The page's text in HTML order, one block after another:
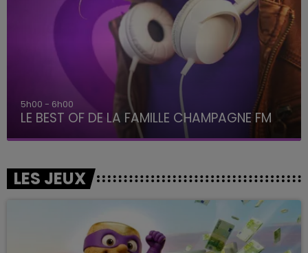
5h00 - 6h00
LE BEST OF DE LA FAMILLE CHAMPAGNE FM
LES JEUX